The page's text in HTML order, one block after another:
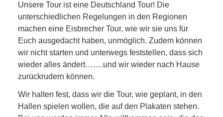
Unsere Tour ist eine Deutschland Tour! Die
unterschiedlichen Regelungen in den Regionen
machen eine Eisbrecher Tour, wie wir sie uns für
Euch ausgedacht haben, unmöglich. Zudem können
wir nicht starten und unterwegs feststellen, dass sich
wieder alles ändert…….und wir wieder nach Hause
zurückrudern können.
Wir halten fest, dass wir die Tour, wie geplant, in den
Hallen spielen wollen, die auf den Plakaten stehen.